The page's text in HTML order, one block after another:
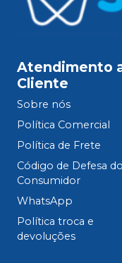
Atendimento
Cliente
Sobre nós
Política Comercial
Política de Frete
Código de Defesa do
Consumidor
WhatsApp
Política troca e
devoluções